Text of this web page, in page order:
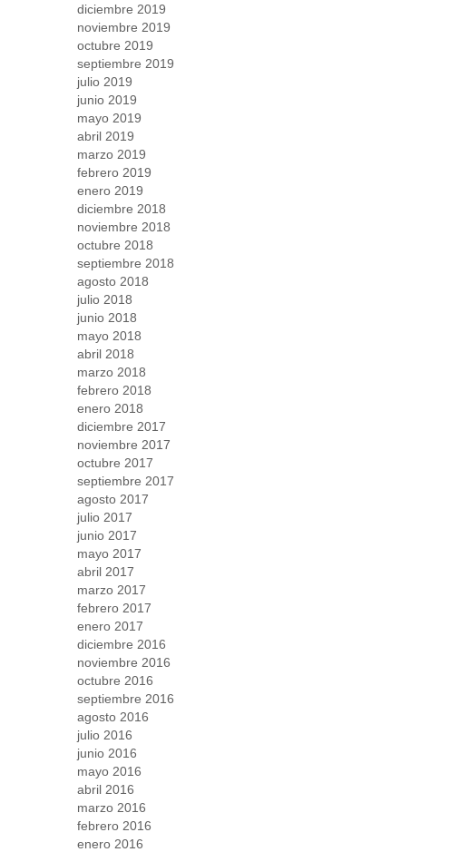
diciembre 2019
noviembre 2019
octubre 2019
septiembre 2019
julio 2019
junio 2019
mayo 2019
abril 2019
marzo 2019
febrero 2019
enero 2019
diciembre 2018
noviembre 2018
octubre 2018
septiembre 2018
agosto 2018
julio 2018
junio 2018
mayo 2018
abril 2018
marzo 2018
febrero 2018
enero 2018
diciembre 2017
noviembre 2017
octubre 2017
septiembre 2017
agosto 2017
julio 2017
junio 2017
mayo 2017
abril 2017
marzo 2017
febrero 2017
enero 2017
diciembre 2016
noviembre 2016
octubre 2016
septiembre 2016
agosto 2016
julio 2016
junio 2016
mayo 2016
abril 2016
marzo 2016
febrero 2016
enero 2016